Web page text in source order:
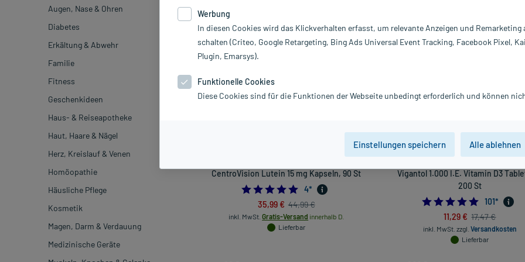
Augen, Nase & Ohren
Diabetes
Erkältung & Abwehr
Familie
Fitness
Geschenkideen
Haus- & Reiseapotheke
Haut, Haare & Nägel
Herz, Kreislauf & Venen
Homöopathie
Häusliche Pflege
Kosmetik
Magen, Darm & Verdauung
Medizinische Geräte
Marke
Sortieren Relevanz absteigend Produkte pro Seite: 24
-20%*
CentroVision Lutein 15 mg Kapseln, 90 St
5.0
4*
35,99 € 44,99 €
inkl. MwSt. Gratis-Versand innerhalb D.
Lieferbar
Vigantol 1.000 I.E. Vitamin D3
200 St
101*
11,29 € 17,47 €
inkl. MwSt. zzgl. Versandkosten
Lieferbar
Werbung
In diesen Cookies wird das Klickverhalten erfasst, um relevante Anzeigen und Remarketing
schalten (Criteo, Google Retargeting, Bing Ads Universal Event Tracking, Facebook Pixel,
Plugin, Emarsys).
Funktionelle Cookies
Diese Cookies sind für die Funktionen der Webseite unbedingt erforderlich und können
Einstellungen speichern Alle ablehnen